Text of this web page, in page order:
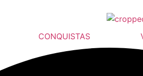
CONQUISTAS